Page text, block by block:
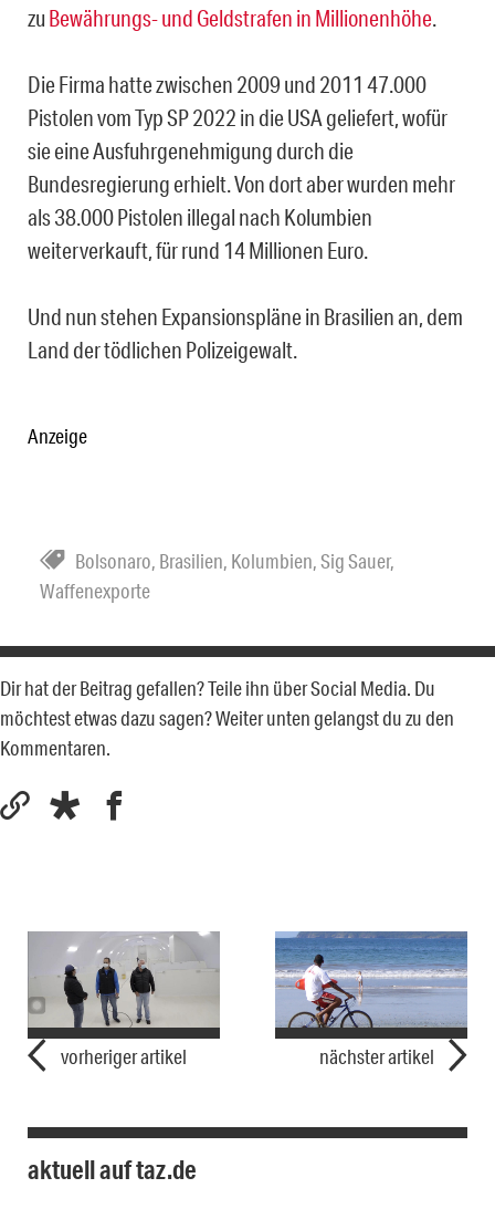
zu Bewährungs- und Geldstrafen in Millionenhöhe.
Die Firma hatte zwischen 2009 und 2011 47.000
Pistolen vom Typ SP 2022 in die USA geliefert, wofür
sie eine Ausfuhrgenehmigung durch die
Bundesregierung erhielt. Von dort aber wurden mehr
als 38.000 Pistolen illegal nach Kolumbien
weiterverkauft, für rund 14 Millionen Euro.
Und nun stehen Expansionspläne in Brasilien an, dem
Land der tödlichen Polizeigewalt.
Anzeige
Bolsonaro, Brasilien, Kolumbien,Sig Sauer,
Waffenexporte
Dir hat der Beitrag gefallen? Teile ihn über Social Media. Du
möchtest etwas dazu sagen? Weiter unten gelangst du zu den
Kommentaren.
vorheriger artikel nächster artikel
aktuell auf taz.de